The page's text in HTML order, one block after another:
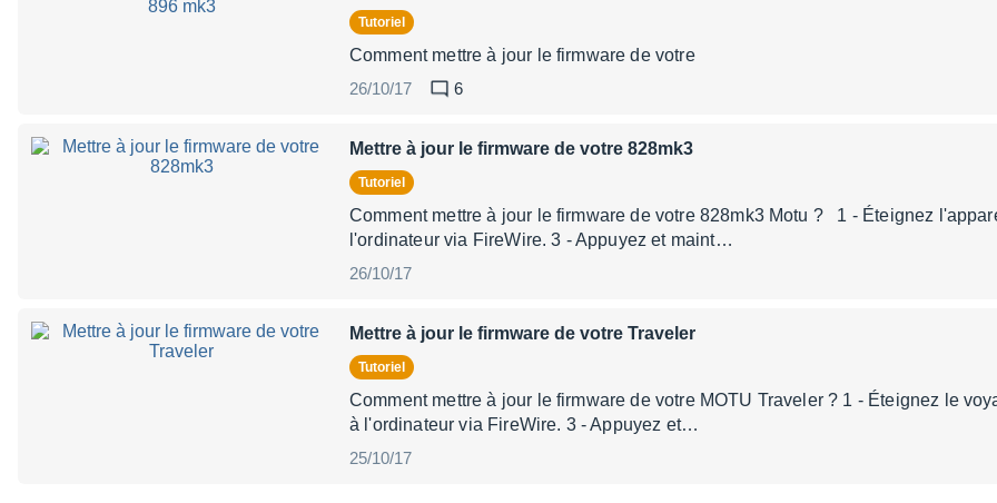
Tutoriel
Comment mettre à jour le firmware de votre
26/10/17
6
Mettre à jour le firmware de votre 828mk3
Tutoriel
Comment mettre à jour le firmware de votre 828mk3 Motu ? 1 - Éteignez
l'ordinateur via FireWire. 3 - Appuyez et maint…
26/10/17
Mettre à jour le firmware de votre Traveler
Tutoriel
Comment mettre à jour le firmware de votre MOTU Traveler ? 1 - Éteignez le
à l'ordinateur via FireWire. 3 - Appuyez et…
25/10/17